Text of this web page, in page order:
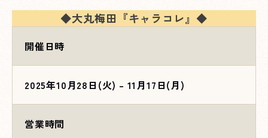
◆大丸梅田 『キャラコレ』◆
開催日時
2025年10月28日(火) – 11月17日(月)
営業時間